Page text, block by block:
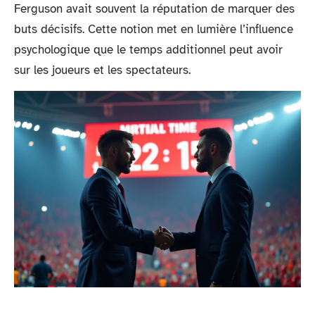
Ferguson avait souvent la réputation de marquer des
buts décisifs. Cette notion met en lumière l’influence
psychologique que le temps additionnel peut avoir
sur les joueurs et les spectateurs.